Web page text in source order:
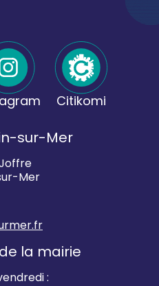
Citikomi
sur-Mer
Mer
la mairie
: